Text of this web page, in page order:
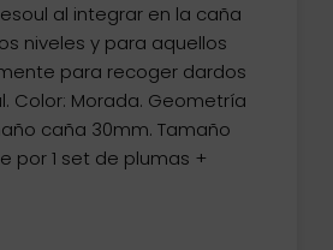
al integrar en la caña
niveles y para aquellos
para recoger dardos
Color: Morada. Geometría
caña 30mm. Tamaño
por 1 set de plumas +